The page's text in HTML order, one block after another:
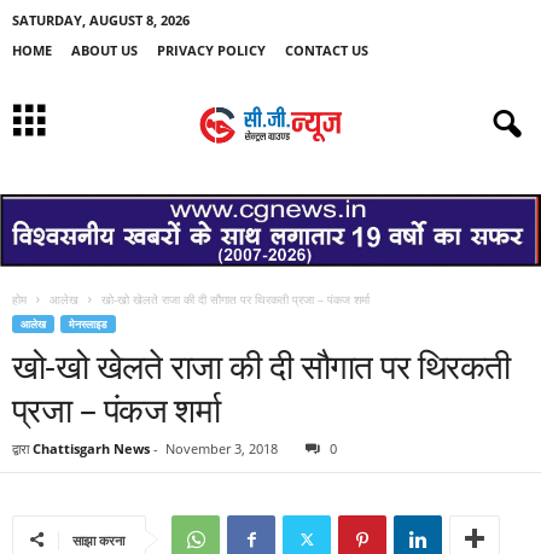
SATURDAY, AUGUST 8, 2026
HOME
ABOUT US PRIVACY POLICY CONTACT US
होम आलेख खो-खो खेलते राजा की दी सौगात पर थिरकती प्रजा – पंकज शर्मा
आलेख मेनस्लाइड
खो-खो खेलते राजा की दी सौगात पर थिरकती
प्रजा – पंकज शर्मा
द्वारा Chattisgarh News - November 3, 2018 0
साझा करना